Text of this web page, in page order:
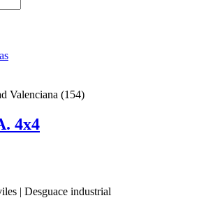
Valenciana (154)
4x4
| Desguace industrial